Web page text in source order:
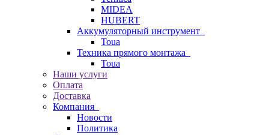
MIDEA
HUBERT
Аккумуляторный инструмент
Toua
Техника прямого монтажа
Toua
Наши услуги
Оплата
Доставка
Компания
Новости
Политика